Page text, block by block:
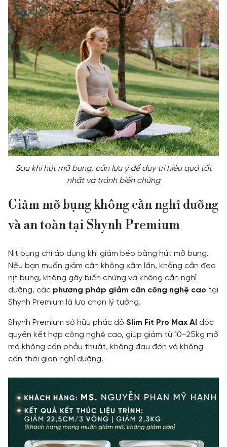
Sau khi hút mỡ bụng, cần lưu ý để duy trì hiệu quả tốt
nhất và tránh biến chứng
Giảm mỡ bụng không cần nghỉ dưỡng
và an toàn tại Shynh Premium
Nịt bụng chỉ áp dụng khi giảm béo bằng hút mỡ bụng.
Nếu bạn muốn giảm cân không xâm lấn, không cần đeo
nịt bụng, không gây biến chứng và không cần nghỉ
dưỡng, các phương pháp giảm cân công nghệ cao tại
Shynh Premium là lựa chọn lý tưởng.
Shynh Premium sở hữu phác đồ Slim Fit Pro Max AI độc
quyền kết hợp công nghệ cao, giúp giảm từ 10-25kg mỡ
mà không cần phẫu thuật, không đau đớn và không
cần thời gian nghỉ dưỡng.